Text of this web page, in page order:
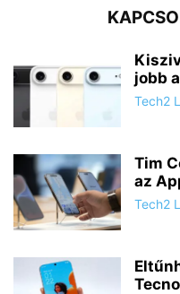
jobb
Tech2
Tim
az
Tech2